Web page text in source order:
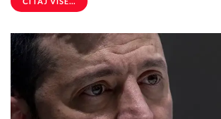
Putin u uniformi došao među
im je poručio
12.03.2025 0 1168